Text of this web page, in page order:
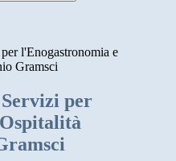
l'Enogastronomia e
Gramsci
per